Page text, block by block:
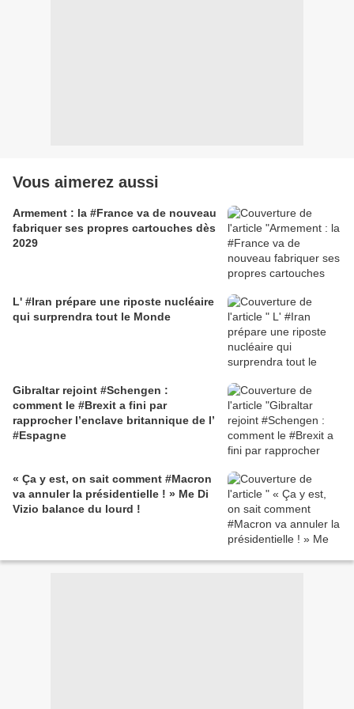
Vous aimerez aussi
Armement : la #France va de nouveau
fabriquer ses propres cartouches dès
2029
L' #Iran prépare une riposte nucléaire
qui surprendra tout le Monde
Gibraltar rejoint #Schengen :
comment le #Brexit a fini par
rapprocher l’enclave britannique de l’
#Espagne
« Ça y est, on sait comment #Macron
va annuler la présidentielle ! » Me Di
Vizio balance du lourd !